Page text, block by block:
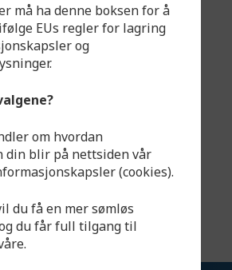
finner?
tilgjengelig enn det som er
Ta gjerne kontakt om
må ha denne boksen for å
EUs regler for lagring
og
om hvordan
din blir på nettsiden vår
(cookies).
du få en mer sømløs
du får full tilgang til